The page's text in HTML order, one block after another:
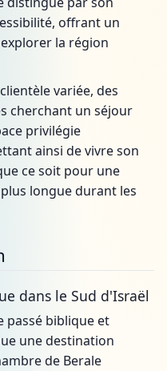
offrant un
la région
variée, des
cherchant un séjour
privilégie
ainsi de vivre son
ce soit pour une
longue durant les
dans le Sud d'Israël
passé biblique et
une destination
de Berale